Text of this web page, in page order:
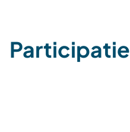
Participatie